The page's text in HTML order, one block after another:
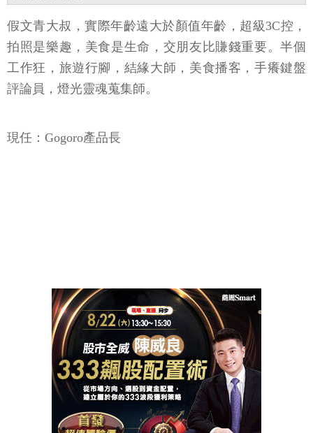
假文青大叔，實際年齡遠大於顏值年齡，超級3C控，
拍照是樂趣，美食是生命，交朋友比賺錢重要。半個
工作狂，旅遊行腳，結緣大師，美食播客，手癢鍵盤
評論員，燈光靈魂蒐集師。
現任：Gogoro產品長